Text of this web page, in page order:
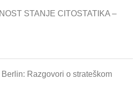
STANJE CITOSTATIKA –
Razgovori o strateškom